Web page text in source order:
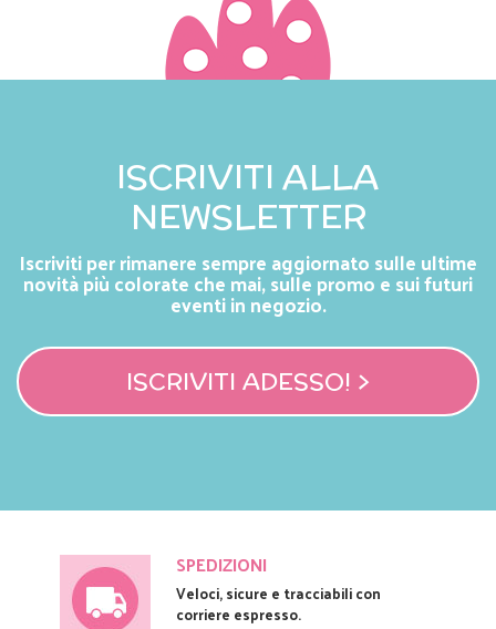
ISCRIVITI ALLA
NEWSLETTER
Iscriviti per rimanere sempre aggiornato sulle ultime
novità più colorate che mai, sulle promo e sui futuri
eventi in negozio.
ISCRIVITI ADESSO! >
SPEDIZIONI
Veloci, sicure e tracciabili con
corriere espresso.